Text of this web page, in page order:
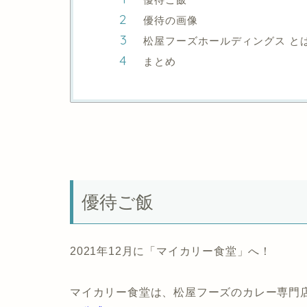
優待の画像
松屋フーズホールディングス と
まとめ
優待ご飯
2021年12月に「マイカリー食堂」へ！
マイカリー食堂は、松屋フーズのカレー専門